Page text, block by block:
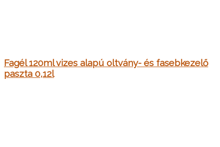
Fagél 120ml vizes alapú oltvány- és fasebkezelő
paszta 0,12l